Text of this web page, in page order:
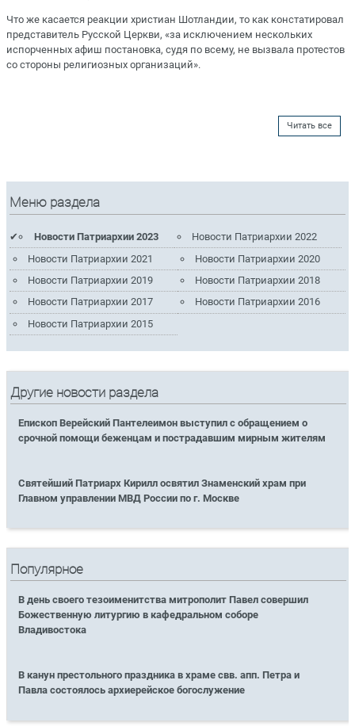
Что же касается реакции христиан Шотландии, то как констатировал
представитель Русской Церкви, «за исключением нескольких
испорченных афиш постановка, судя по всему, не вызвала протестов
со стороны религиозных организаций».
Читать все
Меню раздела
Новости Патриархии 2023
Новости Патриархии 2022
Новости Патриархии 2021
Новости Патриархии 2020
Новости Патриархии 2019
Новости Патриархии 2018
Новости Патриархии 2017
Новости Патриархии 2016
Новости Патриархии 2015
Другие новости раздела
Епископ Верейский Пантелеимон выступил с обращением о
срочной помощи беженцам и пострадавшим мирным жителям
Святейший Патриарх Кирилл освятил Знаменский храм при
Главном управлении МВД России по г. Москве
Популярное
В день своего тезоименитства митрополит Павел совершил
Божественную литургию в кафедральном соборе
Владивостока
В канун престольного праздника в храме свв. апп. Петра и
Павла состоялось архиерейское богослужение